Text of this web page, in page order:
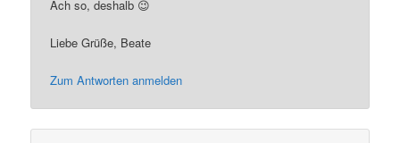
Ach so, deshalb 😉
Liebe Grüße, Beate
Zum Antworten anmelden